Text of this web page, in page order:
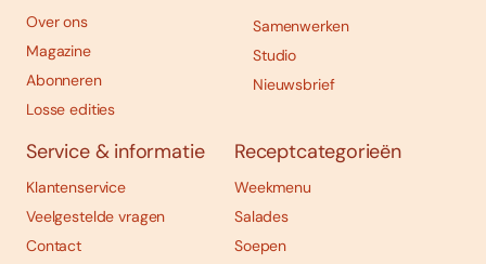
Over ons
Magazine
Abonneren
Losse edities
Samenwerken
Studio
Nieuwsbrief
Service & informatie
Klantenservice
Veelgestelde vragen
Contact
Receptcategorieën
Weekmenu
Salades
Soepen